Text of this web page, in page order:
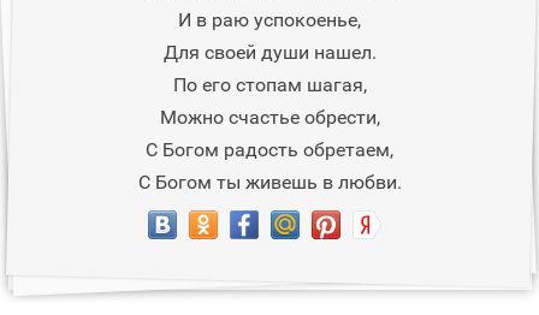
И в раю успокоенье,
Для своей души нашел.
По его стопам шагая,
Можно счастье обрести,
С Богом радость обретаем,
С Богом ты живешь в любви.